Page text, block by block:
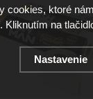
cookies, ktoré
Kliknutím na
Nastavenie